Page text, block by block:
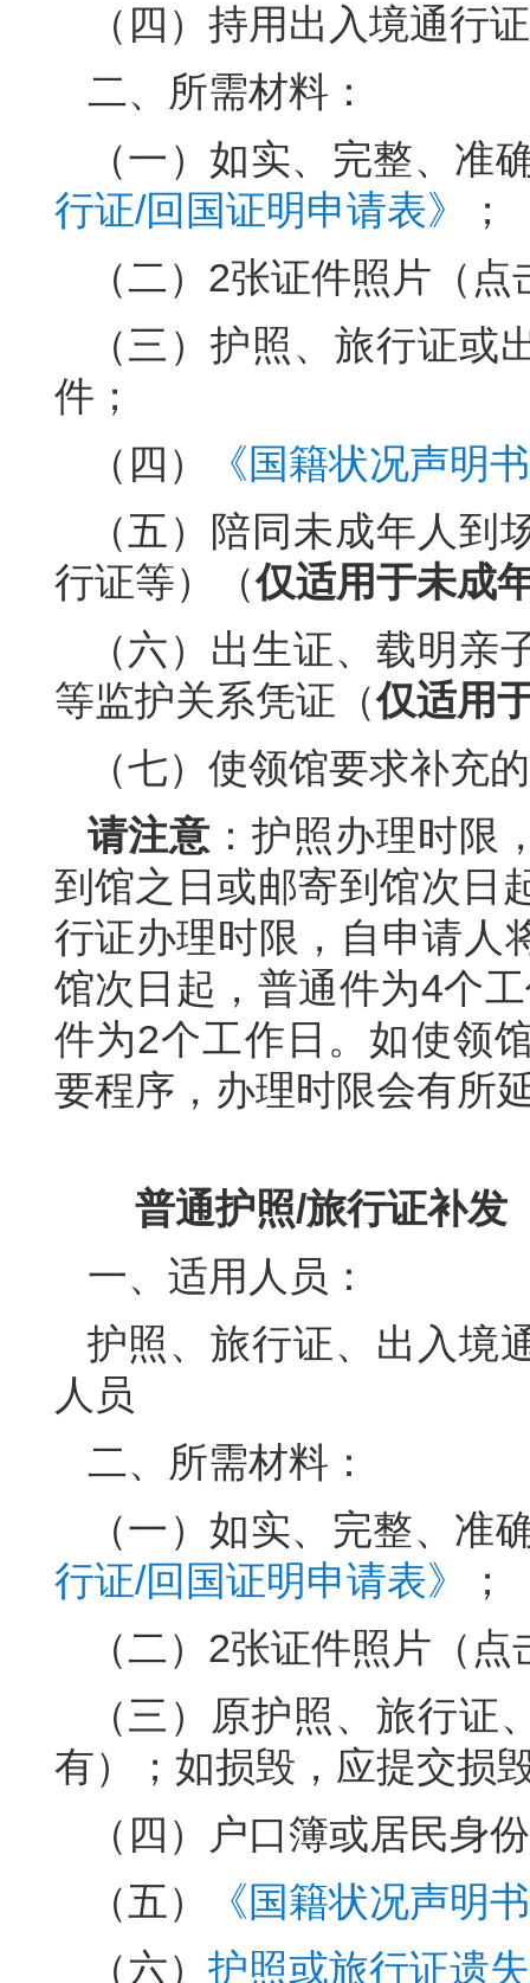
（四）持用出入境通行
二、所需材料：
（一）如实、完整、准
行证/回国证明申请表》
；
（二）2张证件照片（点
（三）护照、旅行证
件；
（四）
《国籍状况声明
（五）陪同未成年人
行证等）（仅适用于未成
（六）出生证、载明
等监护关系凭证（仅适用
（七）使领馆要求补充
请注意 ：护照办理时限
到馆之日或邮寄到馆次日
行证办理时限，自申请人
馆次日起，普通件为4个
件为2个工作日。如使领
要程序，办理时限会有所
普通护照/旅行证补发
一、适用人员：
护照、旅行证、出入境
人员
二、所需材料：
（一）如实、完整、准
行证/回国证明申请表》
；
（二）2张证件照片（点
（三）原护照、旅行
有）；如损毁，应提交损
（四）户口簿或居民身
（五）
《国籍状况声明
（六） 护照或旅行证遗